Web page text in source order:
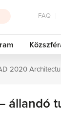
FAQ
2020
állandó